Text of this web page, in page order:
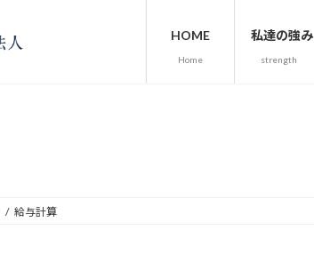
HOME
Home
私達の強み
strength
給与計算